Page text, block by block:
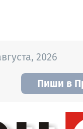
2026
Пиши в